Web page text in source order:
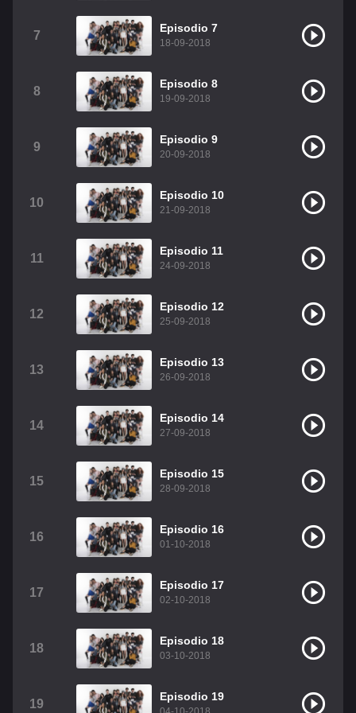
Christian Chavez
Dulce María
RBD Como Assistir Legendado
7
Episodio 7
18-09-2018
8
Episodio 8
19-09-2018
9
Episodio 9
20-09-2018
10
Episodio 10
21-09-2018
11
Episodio 11
24-09-2018
12
Episodio 12
25-09-2018
13
Episodio 13
26-09-2018
14
Episodio 14
27-09-2018
15
Episodio 15
28-09-2018
16
Episodio 16
01-10-2018
17
Episodio 17
02-10-2018
18
Episodio 18
03-10-2018
19
Episodio 19